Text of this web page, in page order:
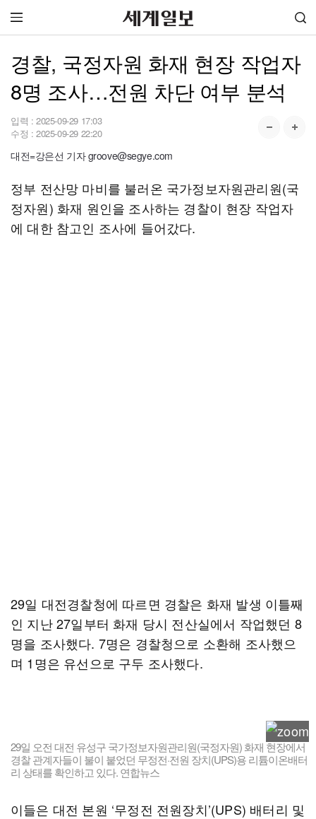
경찰, 국정자원 화재 현장 작업자
8명 조사…전원 차단 여부 분석
입력 : 2025-09-29 17:03
수정 : 2025-09-29 22:20
대전=강은선 기자 groove@segye.com
정부 전산망 마비를 불러온 국가정보자원관리원(국
정자원) 화재 원인을 조사하는 경찰이 현장 작업자
에 대한 참고인 조사에 들어갔다.
29일 대전경찰청에 따르면 경찰은 화재 발생 이틀째
인 지난 27일부터 화재 당시 전산실에서 작업했던 8
명을 조사했다. 7명은 경찰청으로 소환해 조사했으
며 1명은 유선으로 구두 조사했다.
29일 오전 대전 유성구 국가정보자원관리원(국정자원) 화재 현장에서
경찰 관계자들이 불이 붙었던 무정전·전원 장치(UPS)용 리튬이온배터
리 상태를 확인하고 있다. 연합뉴스
이들은 대전 본원 ‘무정전 전원장치’(UPS) 배터리 및